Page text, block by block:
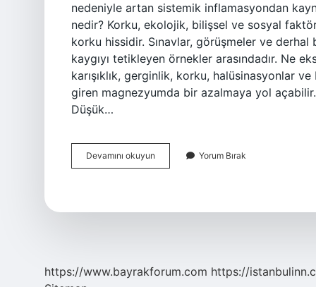
nedeniyle artan sistemik inflamasyondan
nedir? Korku, ekolojik, bilişsel ve sosyal
korku hissidir. Sınavlar, görüşmeler ve
kaygıyı tetikleyen örnekler arasındadır. Ne
karışıklık, gerginlik, korku, halüsinasyonlar
giren magnezyumda bir azalmaya yol
Düşük…
Devamını okuyun Anksiyeteye
Neden
Yorum Bırak
https://www.bayrakforum.com https://